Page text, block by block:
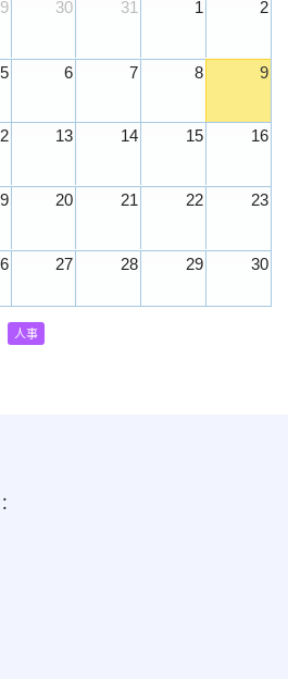
30 31 1 2
5 6 7 8 9
13 14 15 16
20 21 22 23
27 28 29 30
2 人事